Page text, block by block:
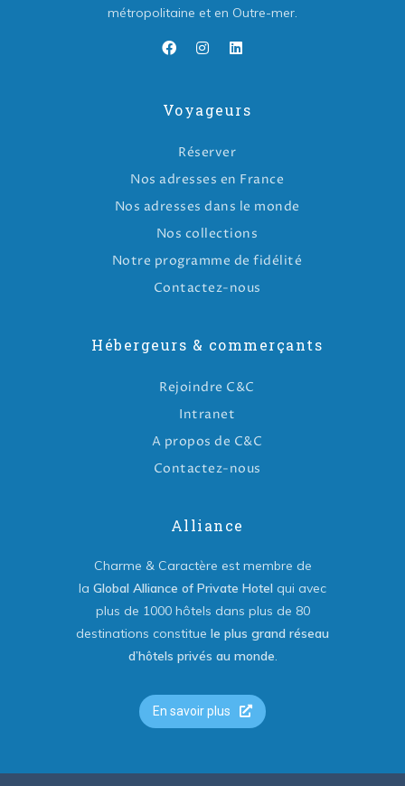
métropolitaine et en Outre-mer.
Voyageurs
Réserver
Nos adresses en France
Nos adresses dans le monde
Nos collections
Notre programme de fidélité
Contactez-nous
Hébergeurs & commerçants
Rejoindre C&C
Intranet
A propos de C&C
Contactez-nous
Alliance
Charme & Caractère est membre de
la Global Alliance of Private Hotel qui avec
plus de 1000 hôtels dans plus de 80
destinations constitue le plus grand réseau
d’hôtels privés au monde.
En savoir plus